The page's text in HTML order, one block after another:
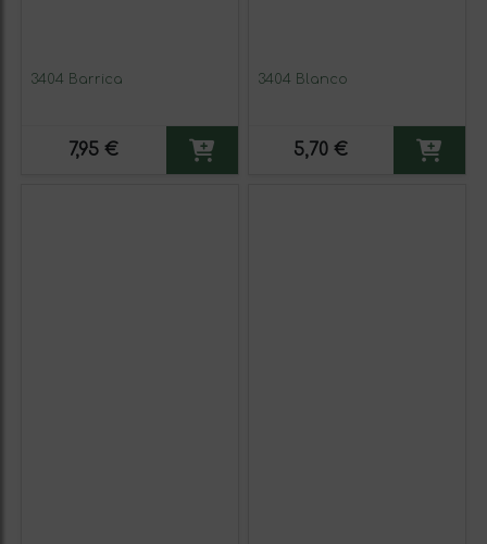
3404 Barrica
7,95 €
3404 Blanco
5,70 €